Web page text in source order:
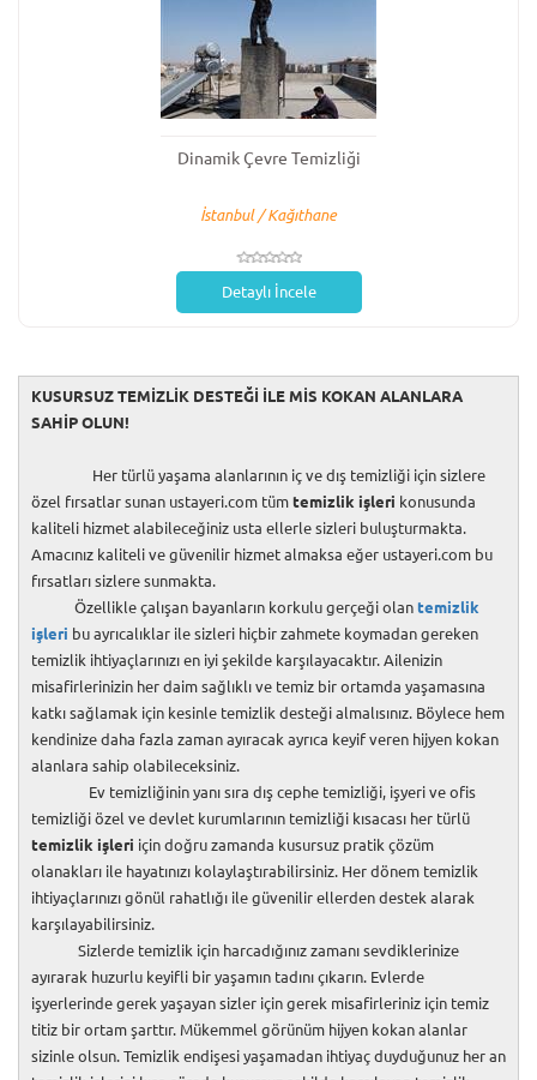
Dinamik Çevre Temizliği
İstanbul / Kağıthane
Detaylı İncele
KUSURSUZ TEMİZLİK DESTEĞİ İLE MİS KOKAN ALANLARA
SAHİP OLUN!
Her türlü yaşama alanlarının iç ve dış temizliği için sizlere
özel fırsatlar sunan ustayeri.com tüm temizlik işleri konusunda
kaliteli hizmet alabileceğiniz usta ellerle sizleri buluşturmakta.
Amacınız kaliteli ve güvenilir hizmet almaksa eğer ustayeri.com bu
fırsatları sizlere sunmakta.
Özellikle çalışan bayanların korkulu gerçeği olan temizlik
işleri bu ayrıcalıklar ile sizleri hiçbir zahmete koymadan gereken
temizlik ihtiyaçlarınızı en iyi şekilde karşılayacaktır. Ailenizin
misafirlerinizin her daim sağlıklı ve temiz bir ortamda yaşamasına
katkı sağlamak için kesinle temizlik desteği almalısınız. Böylece hem
kendinize daha fazla zaman ayıracak ayrıca keyif veren hijyen kokan
alanlara sahip olabileceksiniz.
Ev temizliğinin yanı sıra dış cephe temizliği, işyeri ve ofis
temizliği özel ve devlet kurumlarının temizliği kısacası her türlü
temizlik işleri için doğru zamanda kusursuz pratik çözüm
olanakları ile hayatınızı kolaylaştırabilirsiniz. Her dönem temizlik
ihtiyaçlarınızı gönül rahatlığı ile güvenilir ellerden destek alarak
karşılayabilirsiniz.
Sizlerde temizlik için harcadığınız zamanı sevdiklerinize
ayırarak huzurlu keyifli bir yaşamın tadını çıkarın. Evlerde
işyerlerinde gerek yaşayan sizler için gerek misafirleriniz için temiz
titiz bir ortam şarttır. Mükemmel görünüm hijyen kokan alanlar
sizinle olsun. Temizlik endişesi yaşamadan ihtiyaç duyduğunuz her an